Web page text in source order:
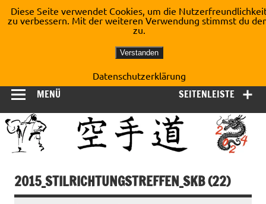
Inhalt
springen
Shotokan Karate Dojo
Kirchberg e.V.
SEITENLEISTE
MENÜ
2015_STILRICHTUNGSTREFFEN_SKB (22)
Diese Seite verwendet Cookies, um die
zu verbessern. Mit der weiteren Verwendung stimmst du
zu.
Verstanden
Datenschutzerklärung